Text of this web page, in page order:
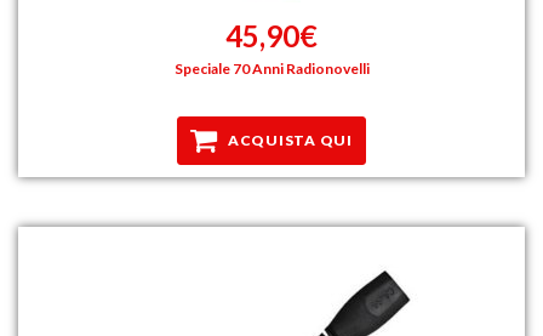
45,90€
Speciale 70 Anni Radionovelli
ACQUISTA QUI